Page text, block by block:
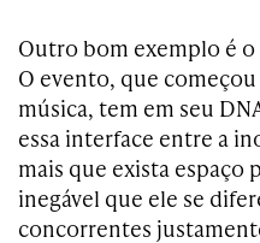
Outro bom exemplo é o
O evento, que
música, tem em seu
essa interface entre a
mais que exista espaço
inegável que ele se
concorrentes